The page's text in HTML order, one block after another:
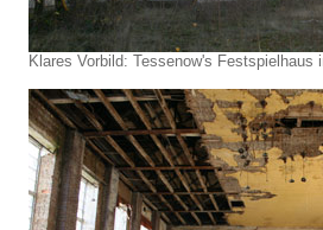
Klares Vorbild: Tessenow's Festspielhaus